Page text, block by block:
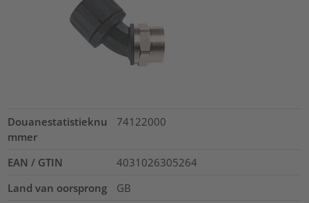
Douanestatistieknu
mmer
74122000
EAN / GTIN
4031026305264
Land van oorsprong
GB